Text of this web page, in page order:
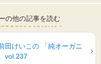
の他の記事を読む
田けいこの 「純オーガニ
vol.237